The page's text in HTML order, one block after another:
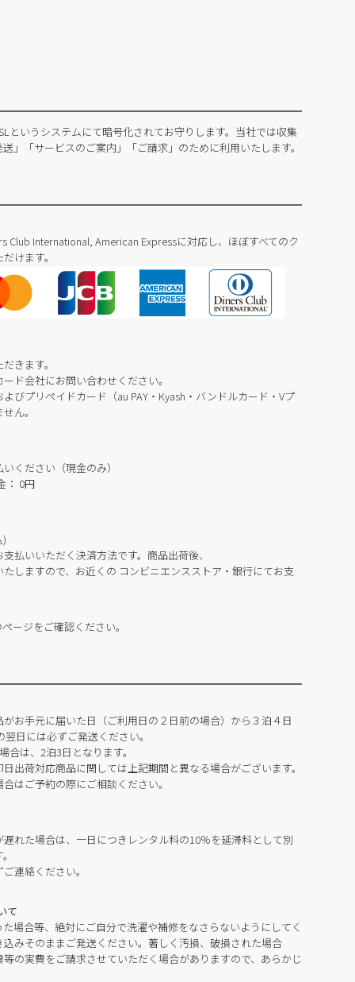
というシステムにて暗号化されてお守りします。当社では収集
」「サービスのご案内」「ご請求」のために利用いたします。
Club International, American Expressに対応し、ほぼすべてのク
けます。
きます。
ド会社にお問い合わせください。
びプリペイドカード（au PAY・Kyash・バンドルカード・Vプ
ん。
ください（現金のみ）
： 0円
払いいただく決済方法です。商品出荷後、
しますので、お近くの コンビニエンスストア・銀行にてお支
ージをご確認ください。
お手元に届いた日（ご利用日の２日前の場合）から３泊４日
日には必ずご発送ください。
は、2泊3日となります。
出荷対応商品に関しては上記期間と異なる場合がございます。
はご予約の際にご相談ください。
れた場合は、一日につきレンタル料の10％を延滞料として別
連絡ください。
て
場合等、絶対にご自分で洗濯や補修をなさらないようにしてく
みそのままご発送ください。著しく汚損、破損された場合
の実費をご請求させていただく場合がありますので、あらかじ